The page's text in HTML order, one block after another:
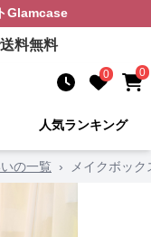
Glamcase
料無料
0 0
人気ランキング
の一覧 › メイクボッ